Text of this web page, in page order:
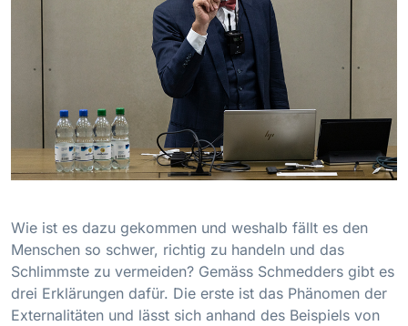
Wie ist es dazu gekommen und weshalb fällt es den
Menschen so schwer, richtig zu handeln und das
Schlimmste zu vermeiden? Gemäss Schmedders gibt es
drei Erklärungen dafür. Die erste ist das Phänomen der
Externalitäten und lässt sich anhand des Beispiels von